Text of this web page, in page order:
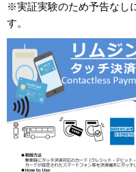
※実証実験のため予告なし
す。